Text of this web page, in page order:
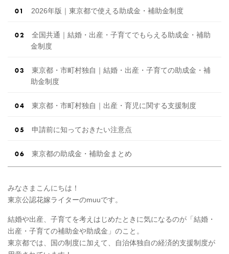
2026年版｜東京都で使える助成金・補助金制度
全国共通｜結婚・出産・子育てでもらえる助成金・補助
金制度
東京都・市町村独自｜結婚・出産・子育ての助成金・補
助金制度
東京都・市町村独自｜出産・育児に関する支援制度
申請前に知っておきたい注意点
東京都の助成金・補助金まとめ
みなさまこんにちは！
東京公認花嫁ライターのmuuです。
結婚や出産、子育てを考えはじめたときに気になるのが「結婚・
出産・子育ての補助金や助成金」のこと。
東京都では、国の制度に加えて、自治体独自の経済的支援制度が